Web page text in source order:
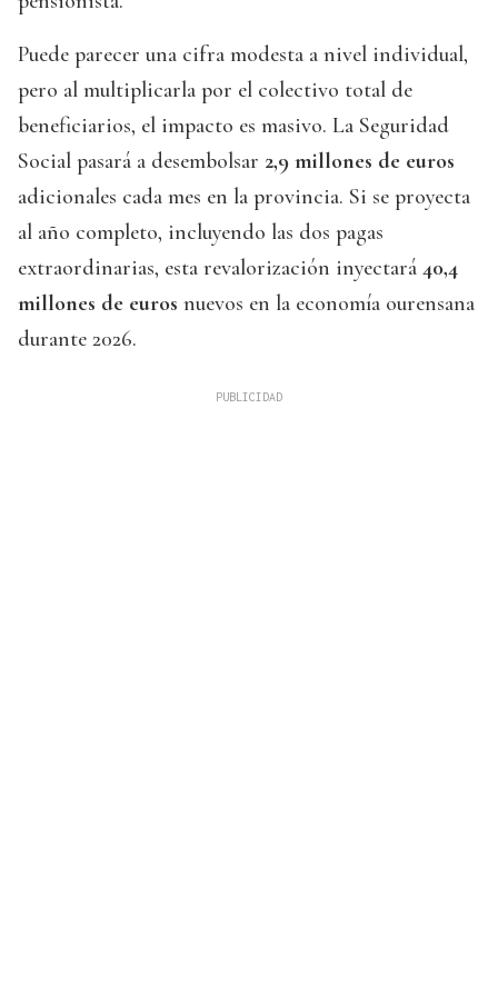
Puede parecer una cifra modesta a nivel individual,
pero al multiplicarla por el colectivo total de
beneficiarios, el impacto es masivo. La Seguridad
Social pasará a desembolsar 2,9 millones de euros
adicionales cada mes en la provincia. Si se proyecta
al año completo, incluyendo las dos pagas
extraordinarias, esta revalorización inyectará 40,4
millones de euros nuevos en la economía ourensana
durante 2026.